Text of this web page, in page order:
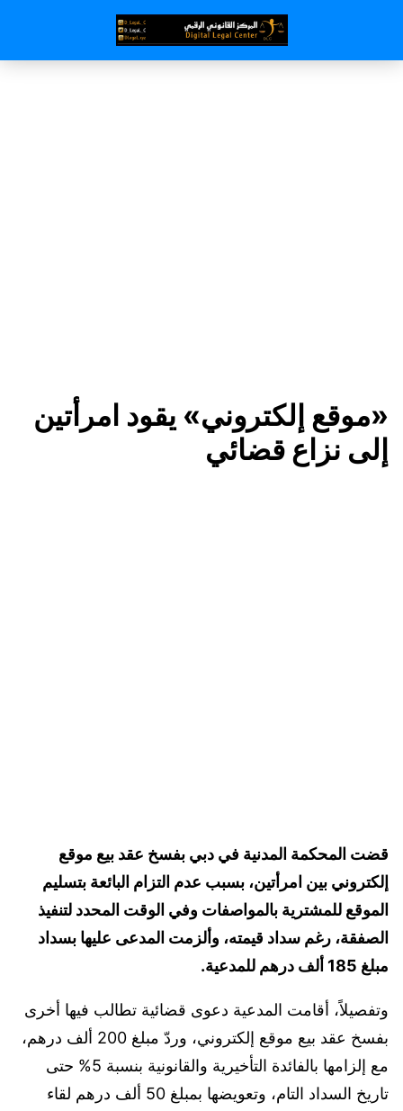
«موقع إلكتروني» يقود امرأتين
إلى نزاع قضائي
قضت المحكمة المدنية في دبي بفسخ عقد بيع موقع
إلكتروني بين امرأتين، بسبب عدم التزام البائعة بتسليم
الموقع للمشترية بالمواصفات وفي الوقت المحدد لتنفيذ
الصفقة، رغم سداد قيمته، وألزمت المدعى عليها بسداد
مبلغ 185 ألف درهم للمدعية.
وتفصيلاً، أقامت المدعية دعوى قضائية تطالب فيها أخرى
بفسخ عقد بيع موقع إلكتروني، وردّ مبلغ 200 ألف درهم،
مع إلزامها بالفائدة التأخيرية والقانونية بنسبة 5% حتى
تاريخ السداد التام، وتعويضها بمبلغ 50 ألف درهم لقاء